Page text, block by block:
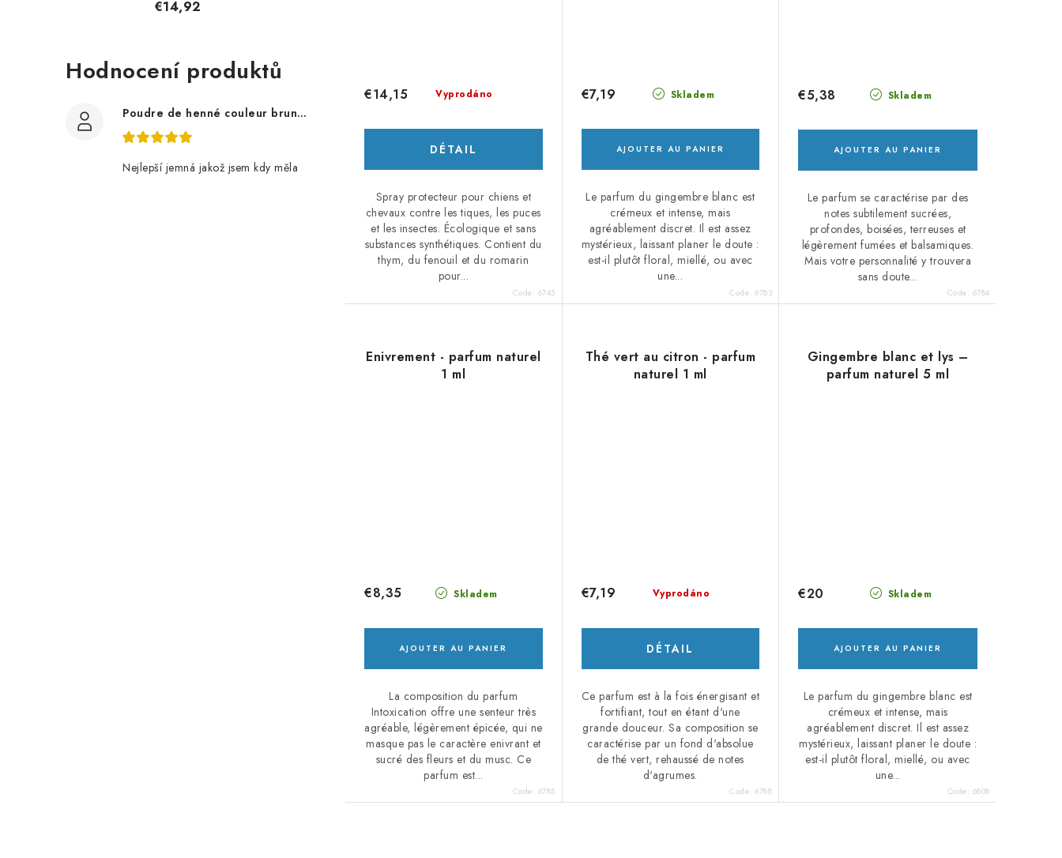
€14,92
Hodnocení produktů
Poudre de henné couleur brun 100 g
Nejlepší jemná jakož jsem kdy měla
Vyprodáno
€14,15
DÉTAIL
Spray protecteur pour chiens et
chevaux contre les tiques, les puces
et les insectes. Écologique et sans
substances synthétiques. Contient du
thym, du fenouil et du romarin
pour...
Code: 6745
Skladem
€7,19
AJOUTER AU PANIER
Le parfum du gingembre blanc est
crémeux et intense, mais
agréablement discret. Il est assez
mystérieux, laissant planer le doute :
est-il plutôt floral, miellé, ou avec
une...
Code:6783
Skladem
€5,38
AJOUTER AU PANIER
Le parfum se caractérise par des
notes subtilement sucrées,
profondes, boisées, terreuses et
légèrement fumées et balsamiques.
Mais votre personnalité y trouvera
sans doute...
Code: 6784
Enivrement - parfum naturel
1 ml
Skladem
€8,35
AJOUTER AU PANIER
La composition du parfum
Intoxication offre une senteur très
agréable, légèrement épicée, qui ne
masque pas le caractère enivrant et
sucré des fleurs et du musc. Ce
parfum est...
Code: 6785
Thé vert au citron - parfum
naturel 1 ml
Vyprodáno
€7,19
DÉTAIL
Ce parfum est à la fois énergisant et
fortifiant, tout en étant d'une
grande douceur. Sa composition se
caractérise par un fond d'absolue
de thé vert, rehaussé de notes
d'agrumes.
Code:6788
Gingembre blanc et lys –
parfum naturel 5 ml
Skladem
€20
AJOUTER AU PANIER
Le parfum du gingembre blanc est
crémeux et intense, mais
agréablement discret. Il est assez
mystérieux, laissant planer le doute :
est-il plutôt floral, miellé, ou avec
une...
Code: 6808